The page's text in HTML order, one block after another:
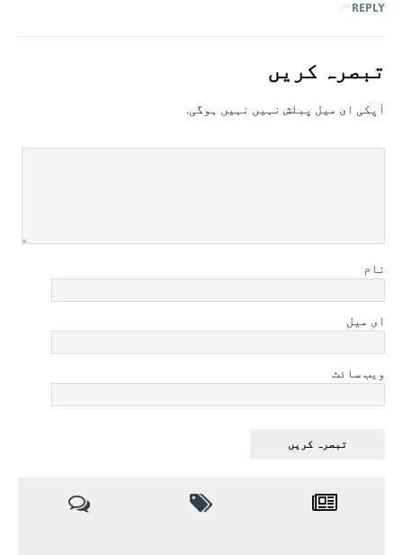
REPLY
تبصرہ کريں
آپکی ای ميل پبلش نہيں نہيں ہوگی.
نام
ای میل
ویب سائٹ